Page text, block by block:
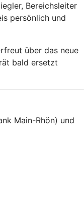
Bereichsleiter
persönlich und
über das neue
bald ersetzt
Main-Rhön) und